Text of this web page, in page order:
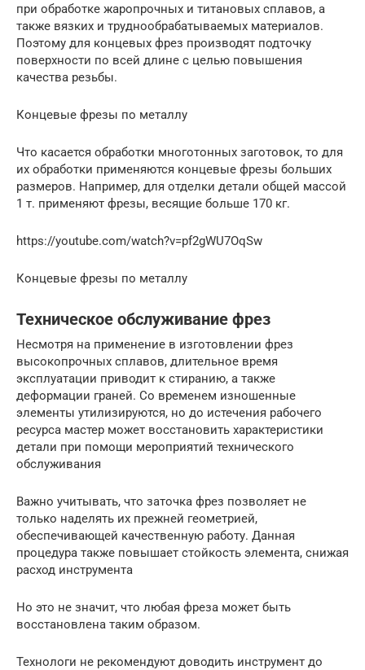
при обработке жаропрочных и титановых сплавов, а
также вязких и труднообрабатываемых материалов.
Поэтому для концевых фрез производят подточку
поверхности по всей длине с целью повышения
качества резьбы.
Концевые фрезы по металлу
Что касается обработки многотонных заготовок, то для
их обработки применяются концевые фрезы больших
размеров. Например, для отделки детали общей массой
1 т. применяют фрезы, весящие больше 170 кг.
https://youtube.com/watch?v=pf2gWU7OqSw
Концевые фрезы по металлу
Техническое обслуживание фрез
Несмотря на применение в изготовлении фрез
высокопрочных сплавов, длительное время
эксплуатации приводит к стиранию, а также
деформации граней. Со временем изношенные
элементы утилизируются, но до истечения рабочего
ресурса мастер может восстановить характеристики
детали при помощи мероприятий технического
обслуживания
Важно учитывать, что заточка фрез позволяет не
только наделять их прежней геометрией,
обеспечивающей качественную работу. Данная
процедура также повышает стойкость элемента, снижая
расход инструмента
Но это не значит, что любая фреза может быть
восстановлена таким образом.
Технологи не рекомендуют доводить инструмент до